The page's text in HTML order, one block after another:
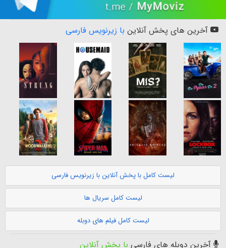
آخرین های پخش آنلاین با زیرنویس فارسی
لیست کامل با پخش آنلاین با زیرنویس فارسی
لیست کامل سریال ها
لیست کامل فیلم های دوبله
آخرین دوبله های فارسی با پخش آنلاین